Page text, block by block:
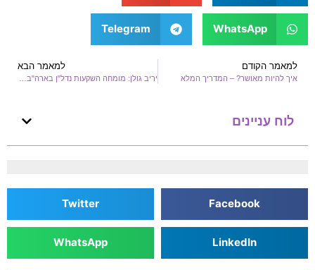
WhatsApp
Telegram
למאמר הקודם
איך להיות מאושר? – המדריך המלא
למאמר הבא
לוח עניינים
Facebook
Twitter
LinkedIn
WhatsApp